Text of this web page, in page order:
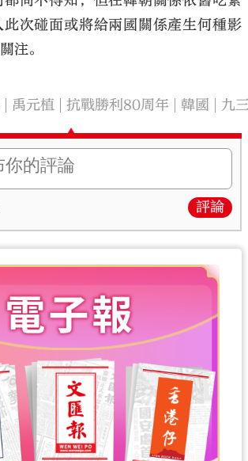
次碰面或將給兩國關係產生何種影
注。
禹元植 抗戰勝利80周年 韓國 九
評論